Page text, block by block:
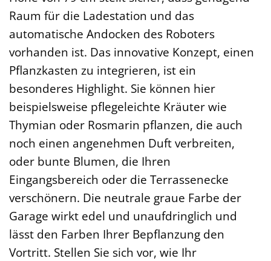
Raum für die Ladestation und das
automatische Andocken des Roboters
vorhanden ist. Das innovative Konzept, einen
Pflanzkasten zu integrieren, ist ein
besonderes Highlight. Sie können hier
beispielsweise pflegeleichte Kräuter wie
Thymian oder Rosmarin pflanzen, die auch
noch einen angenehmen Duft verbreiten,
oder bunte Blumen, die Ihren
Eingangsbereich oder die Terrassenecke
verschönern. Die neutrale graue Farbe der
Garage wirkt edel und unaufdringlich und
lässt den Farben Ihrer Bepflanzung den
Vortritt. Stellen Sie sich vor, wie Ihr